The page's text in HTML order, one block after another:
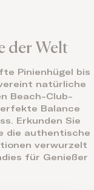
der Welt
Pinienhügel bis
natürliche
Beach-Club-
Balance
Erkunden Sie
die authentische
verwurzelt
für Genießer